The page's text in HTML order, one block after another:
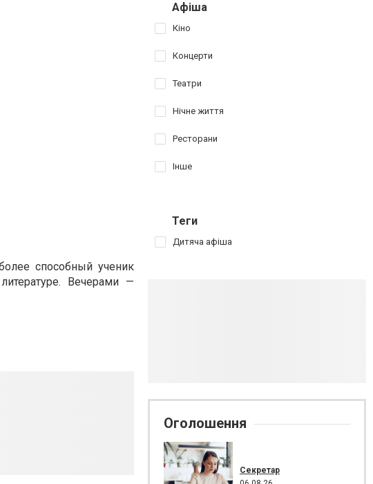
способный ученик
Вечерами —
Афіша
Кіно
Концерти
Театри
Нічне життя
Ресторани
Інше
Теги
Дитяча афіша
Оголошення
Секретар